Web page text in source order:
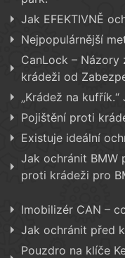
Jak EFEKTIVNĚ
Nejpopulárnější
CanLock – Názory
krádeži od
„Krádež na
Pojištění proti
Existuje ideální
Jak ochránit BMW
proti krádeži pro
Imobilizér CAN –
Jak ochránit před
Pouzdro na klíče